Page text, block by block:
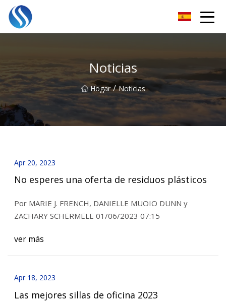
Noticias
Hogar / Noticias
Apr 20, 2023
No esperes una oferta de residuos plásticos
Por MARIE J. FRENCH, DANIELLE MUOIO DUNN y
ZACHARY SCHERMELE 01/06/2023 07:15
ver más
Apr 18, 2023
Las mejores sillas de oficina 2023